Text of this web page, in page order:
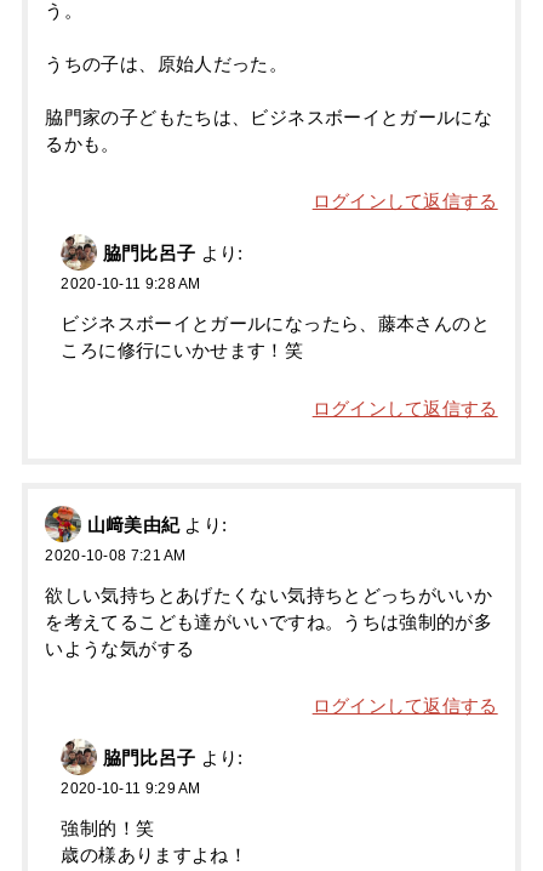
う。
うちの子は、原始人だった。
脇門家の子どもたちは、ビジネスボーイとガールにな
るかも。
ログインして返信する
脇門比呂子 より:
2020-10-11 9:28 AM
ビジネスボーイとガールになったら、藤本さんのと
ころに修行にいかせます！笑
ログインして返信する
山﨑美由紀 より:
2020-10-08 7:21 AM
欲しい気持ちとあげたくない気持ちとどっちがいいか
を考えてるこども達がいいですね。うちは強制的が多
いような気がする
ログインして返信する
脇門比呂子 より:
2020-10-11 9:29 AM
強制的！笑
歳の様ありますよね！